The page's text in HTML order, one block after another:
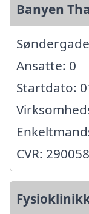
Banyen
Ansatte: 0
Startdato:
CVR: